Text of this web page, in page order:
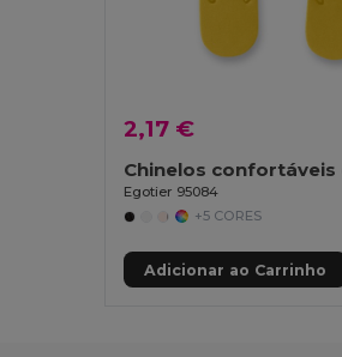
2,17 €
Egotier 95084
+5 CORES
Adicionar ao Carrinho